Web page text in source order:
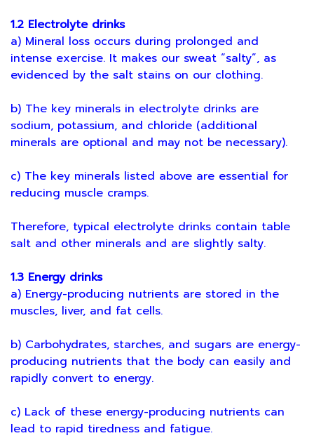
1.2 Electrolyte drinks
a) Mineral loss occurs during prolonged and
intense exercise. It makes our sweat “salty”, as
evidenced by the salt stains on our clothing.
b) The key minerals in electrolyte drinks are
sodium, potassium, and chloride (additional
minerals are optional and may not be necessary).
c) The key minerals listed above are essential for
reducing muscle cramps.
Therefore, typical electrolyte drinks contain table
salt and other minerals and are slightly salty.
1.3 Energy drinks
a) Energy-producing nutrients are stored in the
muscles, liver, and fat cells.
b) Carbohydrates, starches, and sugars are energy-
producing nutrients that the body can easily and
rapidly convert to energy.
c) Lack of these energy-producing nutrients can
lead to rapid tiredness and fatigue.